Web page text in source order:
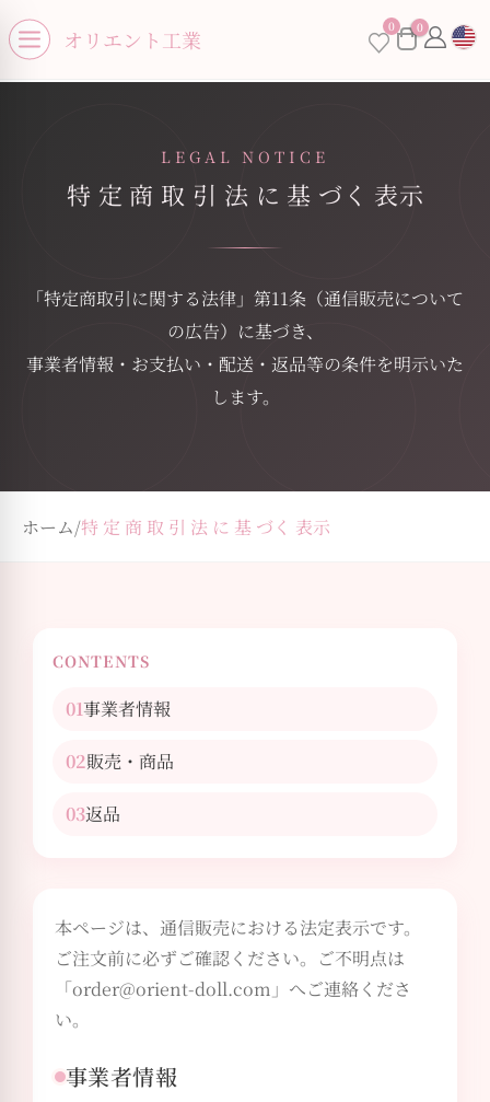
Open menu
オリエント工業 0 0
menu
LEGAL NOTICE
特 定 商 取 引 法 に 基 づく 表示
「特定商取引に関する法律」第11条（通信販売について
の広告）に基づき、
事業者情報・お支払い・配送・返品等の条件を明示いた
します。
ホーム/特 定 商 取 引 法 に 基 づく 表示
本ページは、通信販売における法定表示です。
ご注文前に必ずご確認ください。ご不明点は
「order@orient-doll.com」へご連絡くださ
い。
事業者情報
CONTENTS
01事業者情報
02販売・商品
03返品